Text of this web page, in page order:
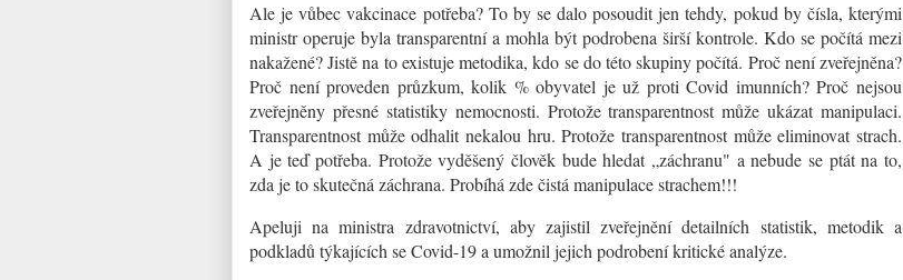
Ale je vůbec vakcinace potřeba? To by se dalo posoudit jen tehdy, pokud by čísla, kterými
ministr operuje byla transparentní a mohla být podrobena širší kontrole. Kdo se počítá mezi
nakažené? Jistě na to existuje metodika, kdo se do této skupiny počítá. Proč není zveřejněna?
Proč není proveden průzkum, kolik % obyvatel je už proti Covid imunních? Proč nejsou
zveřejněny přesné statistiky nemocnosti. Protože transparentnost může ukázat manipulaci.
Transparentnost může odhalit nekalou hru. Protože transparentnost může eliminovat strach.
A je teď potřeba. Protože vyděšený člověk bude hledat „záchranu" a nebude se ptát na to,
zda je to skutečná záchrana. Probíhá zde čistá manipulace strachem!!!
Apeluji na ministra zdravotnictví, aby zajistil zveřejnění detailních statistik, metodik a
podkladů týkajících se Covid-19 a umožnil jejich podrobení kritické analýze.